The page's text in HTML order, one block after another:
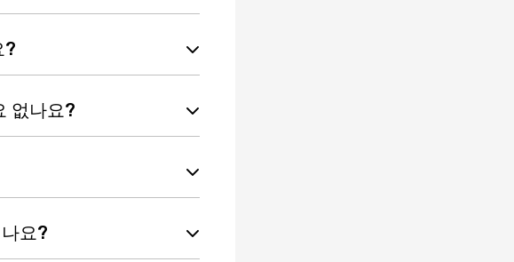
?
없나요?
요?